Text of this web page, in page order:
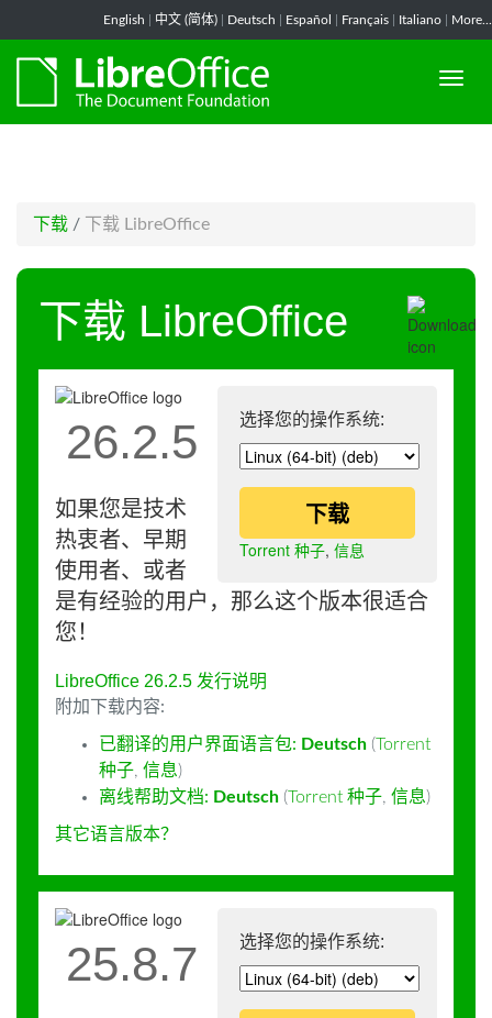
English 中文 (简体) Deutsch Español Français Italiano More...
下载 / 下载 LibreOffice
下载 LibreOffice
选择您的操作系统:
下载
Torrent 种子, 信息
26.2.5
如果您是技术
热衷者、早期
使用者、或者
是有经验的用户，那么这个版本很适合
您！
LibreOffice 26.2.5 发行说明
附加下载内容:
已翻译的用户界面语言包: Deutsch (Torrent
种子, 信息)
离线帮助文档: Deutsch (Torrent 种子, 信息)
其它语言版本？
选择您的操作系统:
25.8.7